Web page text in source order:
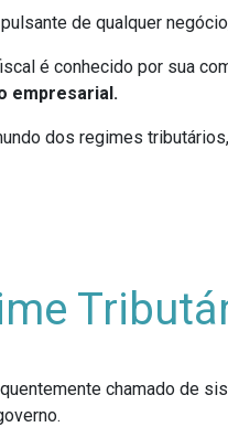
de qualquer
é conhecido por sua
empresarial.
dos regimes
chamado de